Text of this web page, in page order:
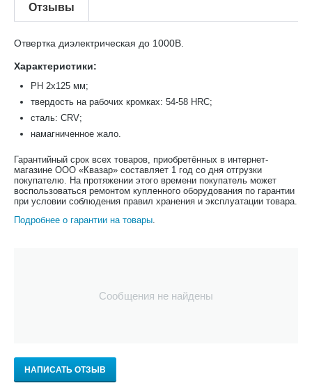
Отзывы
Отвертка диэлектрическая до 1000В.
Характеристики:
PH 2x125 мм;
твердость на рабочих кромках: 54-58 HRC;
сталь: CRV;
намагниченное жало.
Гарантийный срок всех товаров, приобретённых в интернет-
магазине ООО «Квазар» составляет 1 год со дня отгрузки
покупателю. На протяжении этого времени покупатель может
воспользоваться ремонтом купленного оборудования по гарантии
при условии соблюдения правил хранения и эксплуатации товара.
Подробнее о гарантии на товары
Сообщения не найдены
НАПИСАТЬ ОТЗЫВ